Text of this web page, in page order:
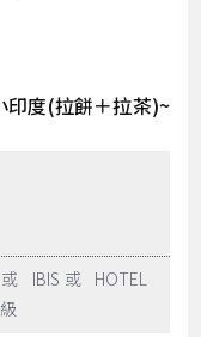
印度(拉餅＋拉茶)~
或 IBIS或 HOTEL